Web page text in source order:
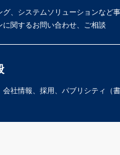
グ、システムソリューションなど事
に関するお問い合わせ、ご相談
会社情報、採用、パブリシティ（書